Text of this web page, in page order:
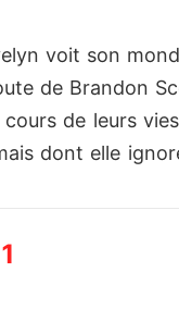
voit son
de Brandon
cours de leurs
dont elle